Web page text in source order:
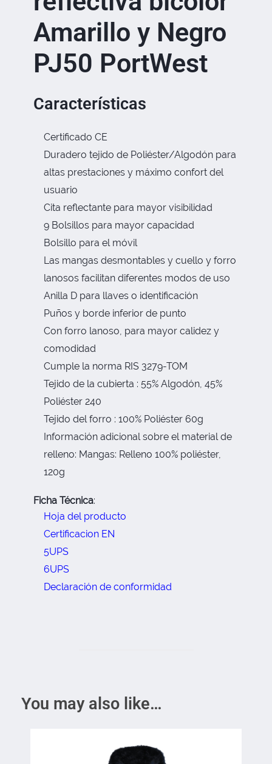
Amarillo y Negro
PJ50 PortWest
Características
Certificado CE
Duradero tejido de Poliéster/Algodón para
altas prestaciones y máximo confort del
usuario
Cita reflectante para mayor visibilidad
9 Bolsillos para mayor capacidad
Bolsillo para el móvil
Las mangas desmontables y cuello y forro
lanosos facilitan diferentes modos de uso
Anilla D para llaves o identificación
Puños y borde inferior de punto
Con forro lanoso, para mayor calidez y
comodidad
Cumple la norma RIS 3279-TOM
Tejido de la cubierta : 55% Algodón, 45%
Poliéster 240
Tejido del forro : 100% Poliéster 60g
Información adicional sobre el material de
relleno: Mangas: Relleno 100% poliéster,
120g
Ficha Técnica:
Hoja del producto
Certificacion EN
5UPS
6UPS
Declaración de conformidad
You may also like…